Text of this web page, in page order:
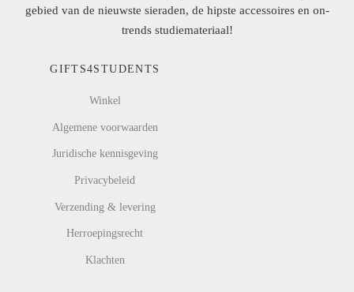
gebied van de nieuwste sieraden, de hipste accessoires en on-
trends studiemateriaal!
GIFTS4STUDENTS
Winkel
Algemene voorwaarden
Juridische kennisgeving
Privacybeleid
Verzending & levering
Herroepingsrecht
Klachten